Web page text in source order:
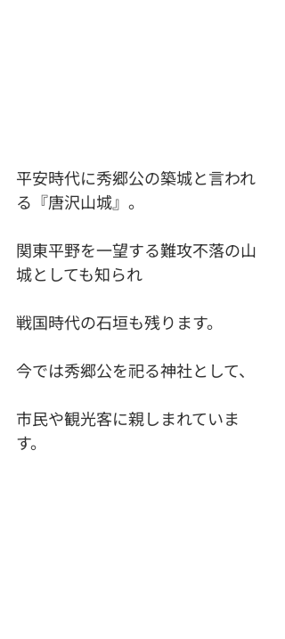
平安時代に秀郷公の築城と言われ
る『唐沢山城』。
関東平野を一望する難攻不落の山
城としても知られ
戦国時代の石垣も残ります。
今では秀郷公を祀る神社として、
市民や観光客に親しまれていま
す。